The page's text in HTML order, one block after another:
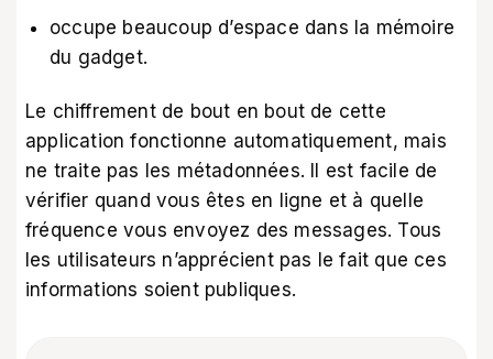
occupe beaucoup d’espace dans la mémoire
du gadget.
Le chiffrement de bout en bout de cette
application fonctionne automatiquement, mais
ne traite pas les métadonnées. Il est facile de
vérifier quand vous êtes en ligne et à quelle
fréquence vous envoyez des messages. Tous
les utilisateurs n’apprécient pas le fait que ces
informations soient publiques.